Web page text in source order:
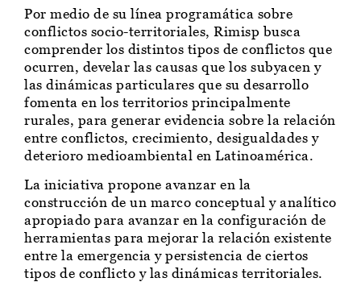
Por medio de su línea programática sobre
conflictos socio-territoriales, Rimisp busca
comprender los distintos tipos de conflictos que
ocurren, develar las causas que los subyacen y
las dinámicas particulares que su desarrollo
fomenta en los territorios principalmente
rurales, para generar evidencia sobre la relación
entre conflictos, crecimiento, desigualdades y
deterioro medioambiental en Latinoamérica.
La iniciativa propone avanzar en la
construcción de un marco conceptual y analítico
apropiado para avanzar en la configuración de
herramientas para mejorar la relación existente
entre la emergencia y persistencia de ciertos
tipos de conflicto y las dinámicas territoriales.